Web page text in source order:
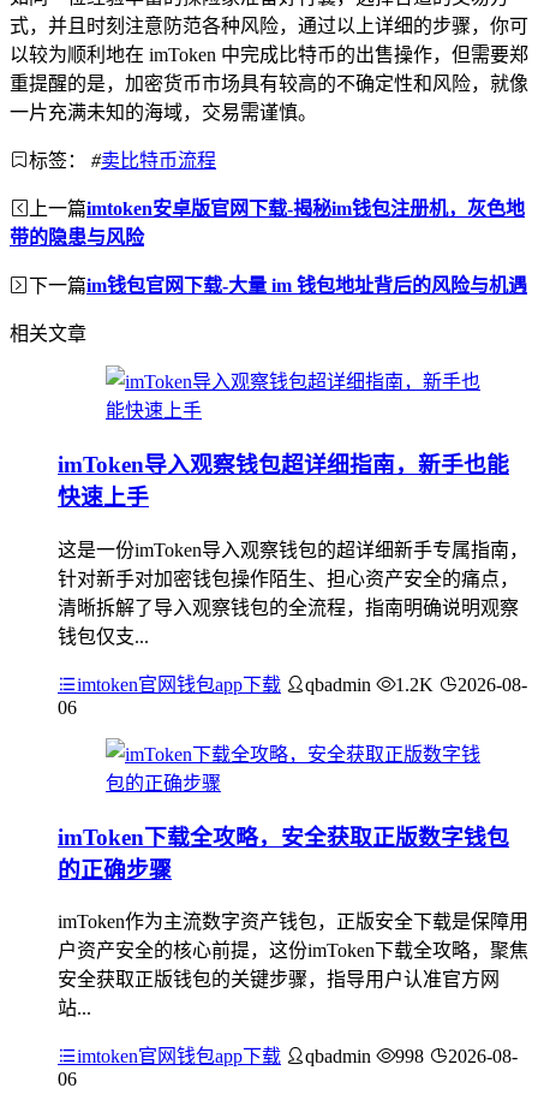
式，并且时刻注意防范各种风险，通过以上详细的步骤，你可
以较为顺利地在 imToken 中完成比特币的出售操作，但需要郑
重提醒的是，加密货币市场具有较高的不确定性和风险，就像
一片充满未知的海域，交易需谨慎。
标签： #卖比特币流程
上一篇imtoken安卓版官网下载-揭秘im钱包注册机，灰色地
带的隐患与风险
下一篇im钱包官网下载-大量 im 钱包地址背后的风险与机遇
相关文章
imToken导入观察钱包超详细指南，新手也能
快速上手
这是一份imToken导入观察钱包的超详细新手专属指南，
针对新手对加密钱包操作陌生、担心资产安全的痛点，
清晰拆解了导入观察钱包的全流程，指南明确说明观察
钱包仅支...
imtoken官网钱包app下载 qbadmin 1.2K
2026-08-
06
imToken下载全攻略，安全获取正版数字钱包
的正确步骤
imToken作为主流数字资产钱包，正版安全下载是保障用
户资产安全的核心前提，这份imToken下载全攻略，聚焦
安全获取正版钱包的关键步骤，指导用户认准官方网
站...
imtoken官网钱包app下载 qbadmin 998
2026-08-
06